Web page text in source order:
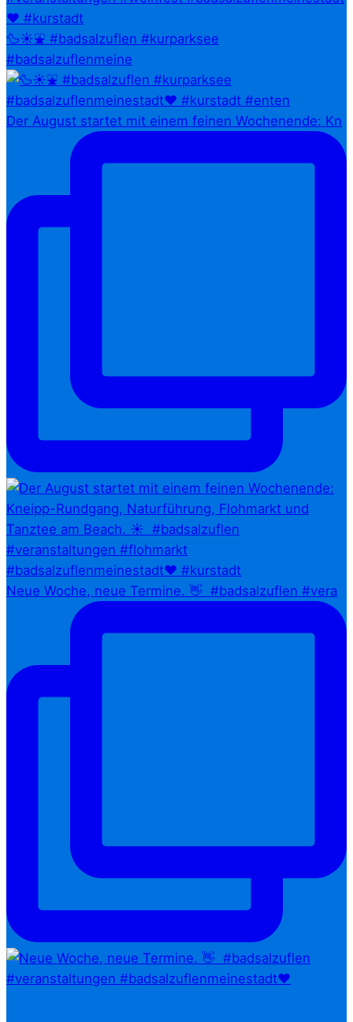
🦆☀️⛲ #badsalzuflen #kurparksee
#badsalzuflenmeine
Der August startet mit einem feinen Wochenende: Kn
Neue Woche, neue Termine. 👋⁠ ⁠ #badsalzuflen #vera